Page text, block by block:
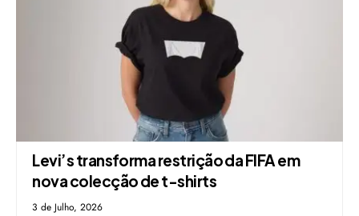
Levi’s transforma restrição da FIFA em
nova colecção de t-shirts
3 de Julho, 2026